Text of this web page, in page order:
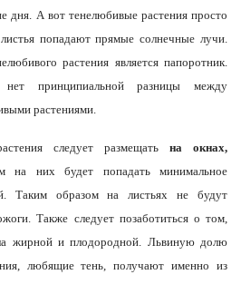
дня. А вот тенелюбивые растения просто
попадают прямые солнечные лучи.
растения является папоротник.
принципиальной разницы между
растениями.
следует размещать на окнах,
на них будет попадать минимальное
Таким образом на листьях не будут
Также следует позаботиться о том,
жирной и плодородной. Львиную долю
любящие тень, получают именно из